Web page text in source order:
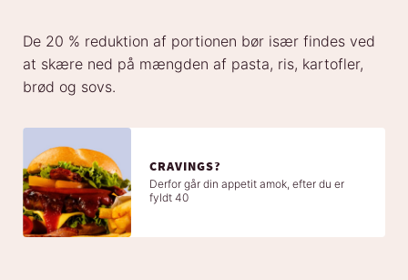
De 20 % reduktion af portionen bør især findes ved
at skære ned på mængden af pasta, ris, kartofler,
brød og sovs.
CRAVINGS?
Derfor går din appetit amok, efter du er
fyldt 40